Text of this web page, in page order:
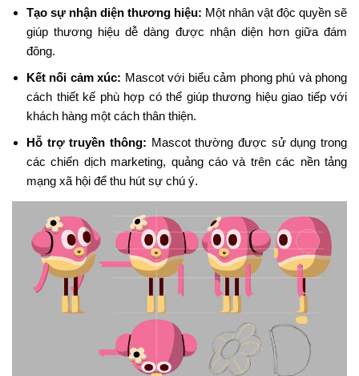
Tạo sự nhận diện thương hiệu: Một nhân vật độc quyền sẽ
giúp thương hiệu dễ dàng được nhận diện hơn giữa đám
đông.
Kết nối cảm xúc: Mascot với biểu cảm phong phú và phong
cách thiết kế phù hợp có thể giúp thương hiệu giao tiếp với
khách hàng một cách thân thiện.
Hỗ trợ truyền thông: Mascot thường được sử dụng trong
các chiến dịch marketing, quảng cáo và trên các nền tảng
mạng xã hội để thu hút sự chú ý.